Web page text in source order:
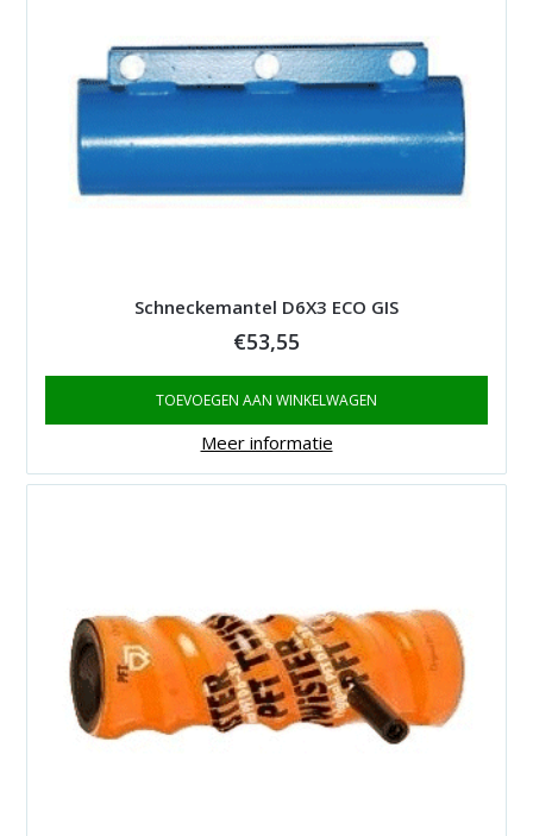
Schneckemantel D6X3 ECO GIS
€53,55
TOEVOEGEN AAN WINKELWAGEN
Meer informatie